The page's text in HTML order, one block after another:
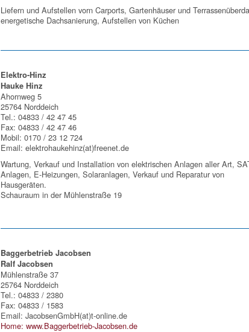
Liefern und Aufstellen vorn Carports, Gartenhäuser und
energetische Dachsanierung, Aufstellen von Küchen
Elektro-Hinz
Hauke Hinz
Ahornweg 5
25764 Norddeich
Tel.: 04833 / 42 47 45
Fax: 04833 / 42 47 46
Mobil: 0170 / 23 12 724
Email: elektrohaukehinz(at)freenet.de
Wartung, Verkauf und Installation von elektrischen Anlagen aller Art,
Anlagen, E-Heizungen, Solaranlagen, Verkauf und Reparatur von
Hausgeräten.
Schauraum in der Mühlenstraße 19
Baggerbetrieb Jacobsen
Ralf Jacobsen
Mühlenstraße 37
25764 Norddeich
Tel.: 04833 / 2380
Fax: 04833 / 1583
Email: JacobsenGmbH(at)t-online.de
Home: www.Baggerbetrieb-Jacobsen.de